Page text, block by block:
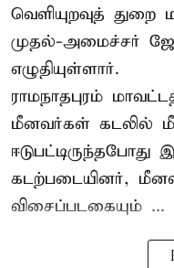
வெளியுறவுத் துறை
முதல்-அமைச்சர்
எழுதியுள்ளார்.
ராமநாதபுரம்
மீனவர்கள் கடலில்
கடற்படையினர்,
விசைப்படகையும் ...